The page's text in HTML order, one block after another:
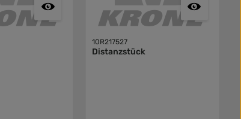
10R217527
Distanzstück